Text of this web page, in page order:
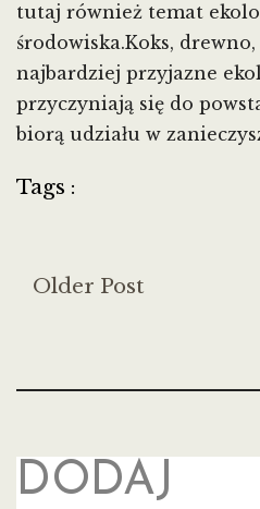
tutaj również temat
środowiska.Koks,
najbardziej przyjazne
przyczyniają się do
biorą udziału w
Tags :
Older Post
DODAJ